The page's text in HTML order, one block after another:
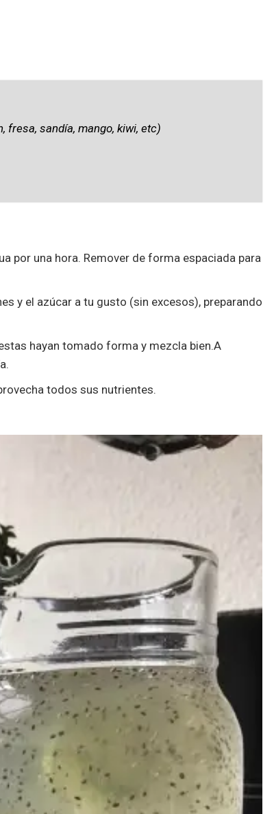
fresa, sandía, mango, kiwi, etc)
por una hora. Remover de forma espaciada para
y el azúcar a tu gusto (sin excesos), preparando
hayan tomado forma y mezcla bien.A
todos sus nutrientes.